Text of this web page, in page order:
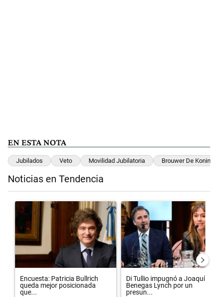
EN ESTA NOTA
Jubilados Veto Movilidad Jubilatoria Brouwer De Koning
Noticias en Tendencia
Un artículo de tendencia con el título "Encuesta: Patricia Bullrich
Encuesta: Patricia Bullrich
queda mejor posicionada
que...
Un artículo de tendencia con el
Di Tullio impugnó a Joaquín
Benegas Lynch por un
presun...